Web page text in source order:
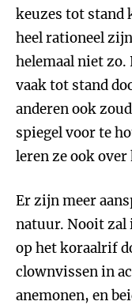
keuzes tot stand
heel rationeel
helemaal niet zo.
vaak tot stand
anderen ook
spiegel voor te
leren ze ook
Er zijn meer
natuur. Nooit zal
op het koraalrif
clownvissen in
anemonen, en